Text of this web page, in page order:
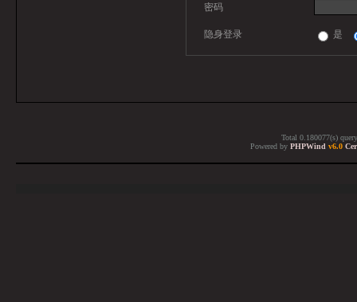
密码
隐身登录 是
Total 0.180077(s)
Powered by PHPWind v6.0